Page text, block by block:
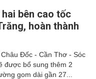
bên cao tốc
hoàn thành
Đốc - Cần Thơ - Sóc
được bổ sung thêm 2
gom dài gần 27...